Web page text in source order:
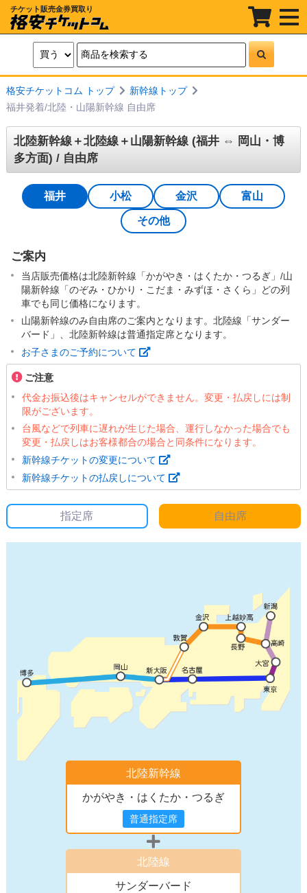
チケット販売金券買取り
t
o
g
n
a
格安チケットコム トップ
新幹線トップ
福井発着/北陸・山陽新幹線 自由席
北陸新幹線＋北陸線＋山陽新幹線 (福井 ⇔ 岡山・博
多方面) / 自由席
福井 小松 金沢 富山
その他
ご案内
当店販売価格は北陸新幹線「かがやき・はくたか・つるぎ」/山
陽新幹線「のぞみ・ひかり・こだま・みずほ・さくら」どの列
車でも同じ価格になります。
山陽新幹線のみ自由席のご案内となります。北陸線「サンダー
バード」、北陸新幹線は普通指定席となります。
お子さまのご予約について
ご注意
代金お振込後はキャンセルができません。変更・払戻しには制
限がございます。
台風などで列車に遅れが生じた場合、運行しなかった場合でも
変更・払戻しはお客様都合の場合と同条件になります。
新幹線チケットの変更について
新幹線チケットの払戻しについて
指定席 自由席
北陸新幹線
かがやき・はくたか・つるぎ
普通指定席
北陸線
サンダーバード